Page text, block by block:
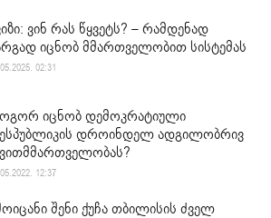
ვინ რას წყვეტს? – რამდენად
იცნობ მმართველობით სისტემას
02:31
იცნობ დემოკრატიული
დროინდელ ადგილობრივ
12:37
შენი ქუჩა თბილისის ძველ